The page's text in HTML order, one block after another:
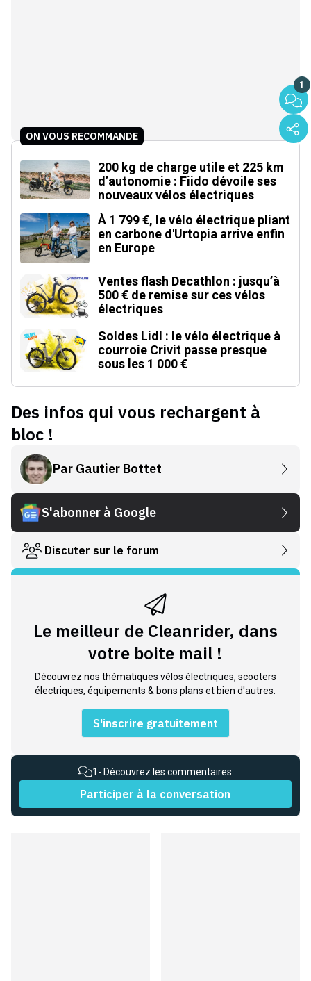
1
ON VOUS RECOMMANDE
200 kg de charge utile et 225 km
d’autonomie : Fiido dévoile ses
nouveaux vélos électriques
À 1 799 €, le vélo électrique pliant
en carbone d'Urtopia arrive enfin
en Europe
Ventes flash Decathlon : jusqu’à
500 € de remise sur ces vélos
électriques
Soldes Lidl : le vélo électrique à
courroie Crivit passe presque
sous les 1 000 €
Des infos qui vous rechargent à
bloc !
Par Gautier Bottet
S'abonner à Google
Discuter sur le forum
Le meilleur de Cleanrider, dans
votre boite mail !
Découvrez nos thématiques vélos électriques, scooters
électriques, équipements & bons plans et bien d'autres.
S'inscrire gratuitement
1 - Découvrez les commentaires
Participer à la conversation